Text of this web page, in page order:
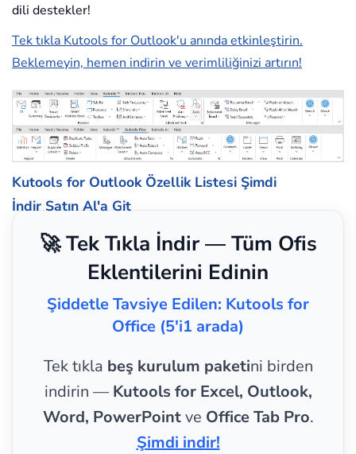
dili destekler!
Tek tıkla Kutools for Outlook'u anında etkinleştirin.
Beklemeyin, hemen indirin ve verimliliğinizi artırın!
Kutools for Outlook Özellik Listesi Şimdi
İndir Satın Al'a Git
🚀 Tek Tıkla İndir — Tüm Ofis
Eklentilerini Edinin
Şiddetle Tavsiye Edilen: Kutools for
Office (5'i1 arada)
Tek tıkla beş kurulum paketini birden
indirin — Kutools for Excel, Outlook,
Word, PowerPointve Office Tab Pro.
Şimdi indir!